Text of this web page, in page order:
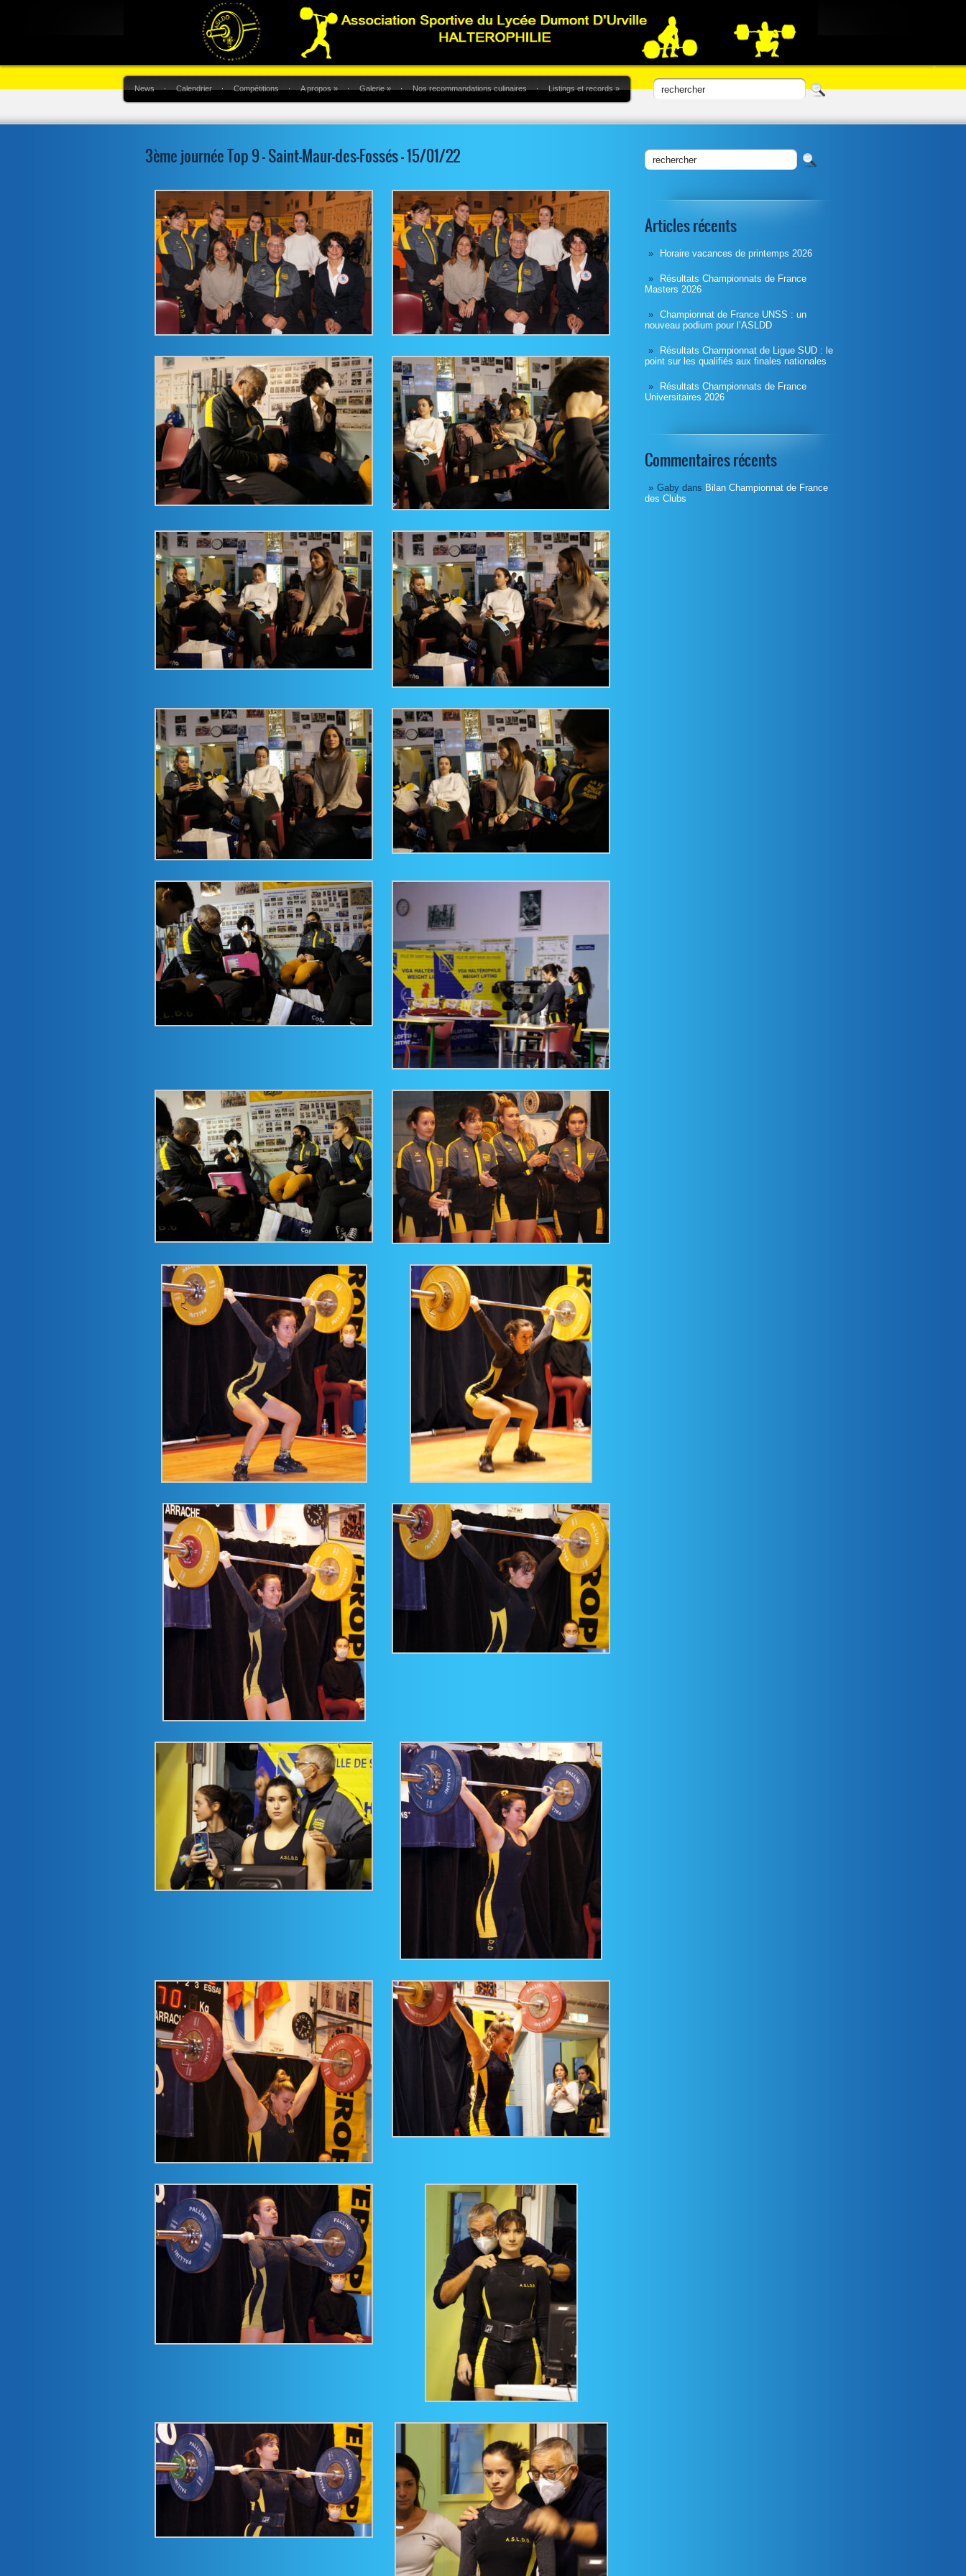
News Calendrier Compétitions A propos» Galerie» Nos recommandations culinaires Listings et records»
Articles récents
Horaire vacances de printemps 2026
Résultats Championnats de France
Masters 2026
Championnat de France UNSS : un
nouveau podium pour l’ASLDD
Résultats Championnat de Ligue SUD : le
point sur les qualifiés aux finales nationales
Résultats Championnats de France
Universitaires 2026
Commentaires récents
Gaby dans Bilan Championnat de France
des Clubs
3ème journée Top 9 – Saint-Maur-des-Fossés – 15/01/22